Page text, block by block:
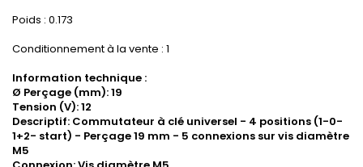
Poids : 0.173
Conditionnement à la vente : 1
Information technique :
Ø Perçage (mm): 19
Tension (V): 12
Descriptif: Commutateur à clé universel - 4 positions (1-0-
1+2- start) - Perçage 19 mm - 5 connexions sur vis diamètre
M5